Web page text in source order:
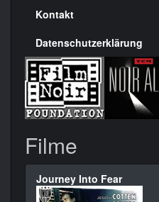
Kontakt
Datenschutzerklärung
Filme
Journey Into Fear